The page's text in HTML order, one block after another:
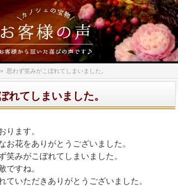
» 思わず笑みがこぼれてしまいました。
れてしまいました。
ります。
お花をありがとうございました。
笑みがこぼれてしまいました。
ですね。
ていただきありがとうございました。